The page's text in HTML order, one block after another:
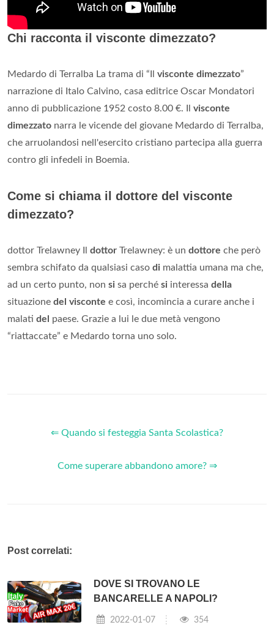
Chi racconta il visconte dimezzato?
Medardo di Terralba La trama di “Il visconte dimezzato”
narrazione di Italo Calvino, casa editrice Oscar Mondatori
anno di pubblicazione 1952 costo 8.00 €. Il visconte
dimezzato narra le vicende del giovane Medardo di Terralba,
che arruolandosi nell'esercito cristiano partecipa alla guerra
contro gli infedeli in Boemia.
Come si chiama il dottore del visconte
dimezzato?
dottor Trelawney Il dottor Trelawney: è un dottore che però
sembra schifato da qualsiasi caso di malattia umana ma che,
ad un certo punto, non si sa perché si interessa della
situazione del visconte e così, incomincia a curare anche i
malati del
paese. Grazie a lui le due metà vengono
“riattaccate” e Medardo torna uno solo.
⇐ Quando si festeggia Santa Scolastica?
Come superare abbandono amore? ⇒
Post correlati:
DOVE SI TROVANO LE
BANCARELLE A NAPOLI?
2022-01-07 354